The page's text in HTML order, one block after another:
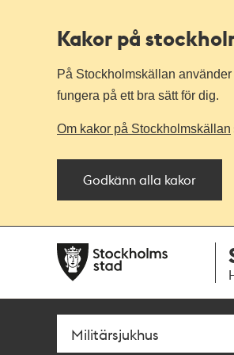
Kakor på
På Stockholmskällan
fungera på ett bra sätt för dig.
Om kakor på Stockholmskällan
Godkänn alla kakor
navigationen
huvudinnehållet
Sök